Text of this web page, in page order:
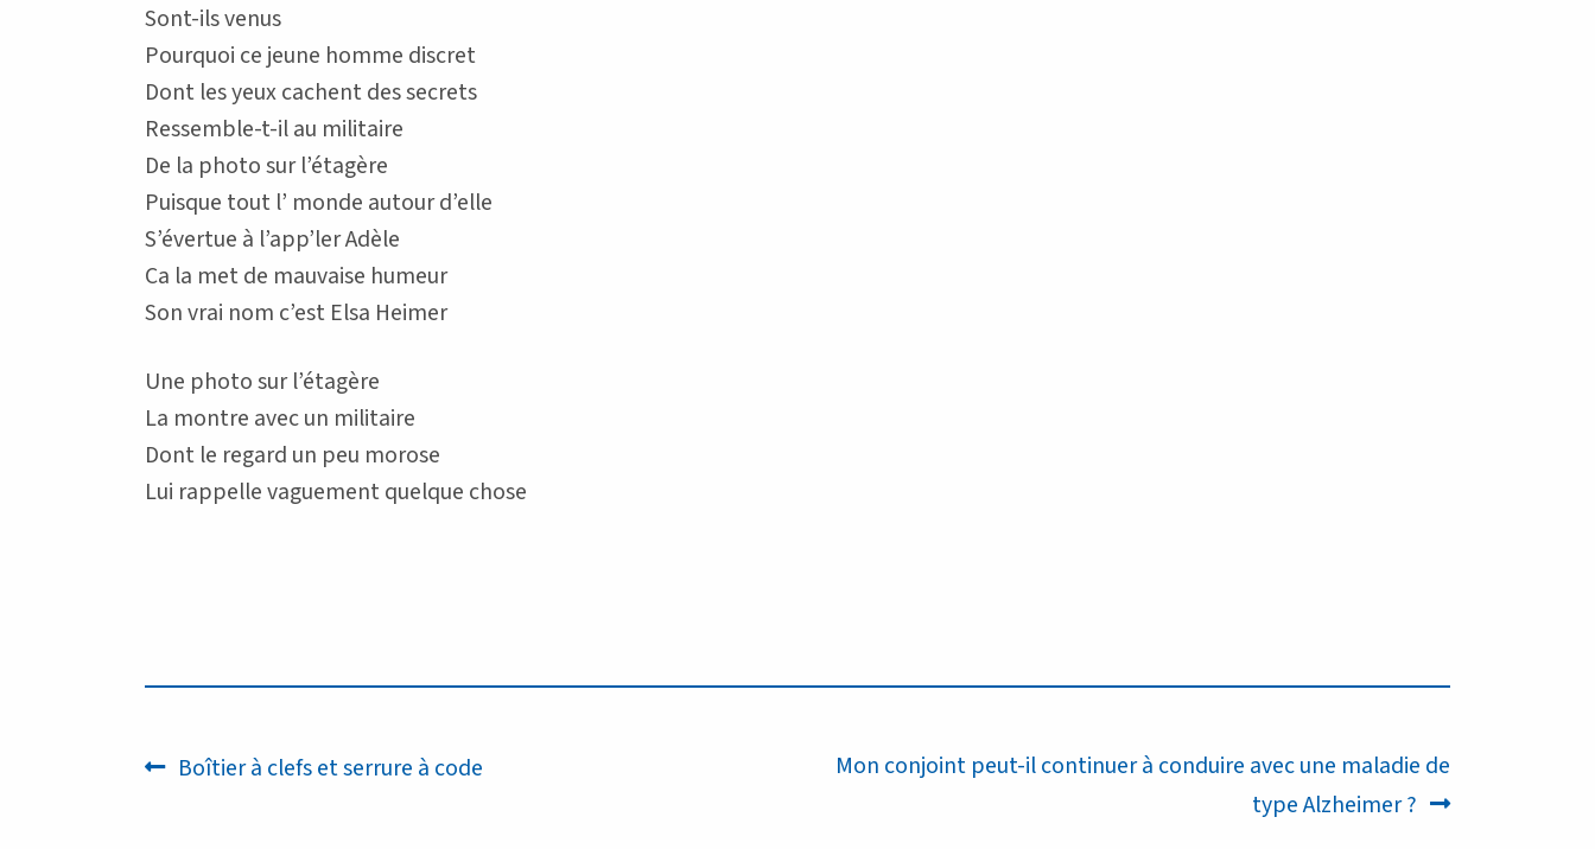
Sont-ils venus
Pourquoi ce jeune homme discret
Dont les yeux cachent des secrets
Ressemble-t-il au militaire
De la photo sur l’étagère
Puisque tout l’ monde autour d’elle
S’évertue à l’app’ler Adèle
Ca la met de mauvaise humeur
Son vrai nom c’est Elsa Heimer
Une photo sur l’étagère
La montre avec un militaire
Dont le regard un peu morose
Lui rappelle vaguement quelque chose
Navigation
Article
Boîtier à clefs et serrure à code
Article
Mon conjoint peut-il continuer à conduire avec une maladie de
type Alzheimer ?